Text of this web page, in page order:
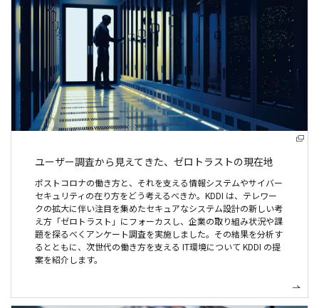
ユーザー調査から見えてきた、ゼロトラストの現在地
ポストコロナの働き方と、それを支える情報システムやサイバー
セキュリティの在り方をどう考えるべきか。KDDI は、テレワー
クの拡大に伴い注目を集めたセキュアなシステム設計の新しい考
え方「ゼロトラスト」にフォーカスし、企業の取り組み状況や課
題を探るべくアンケート調査を実施しました。その結果を分析す
るとともに、次世代の働き方を支える IT環境について KDDI の提
案を紹介します。